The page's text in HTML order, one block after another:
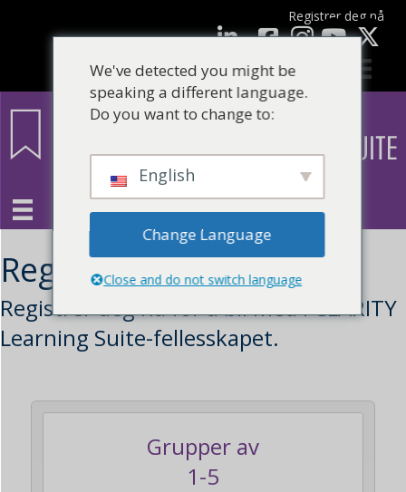
Registrer deg nå
LinkedInFacebook YouTube
Registrering
Registrer deg nå for å bli med i CLARITY
Learning Suite-fellesskapet.
Grupper av
1-5
We've detected you might be
speaking a different language.
Do you want to change to:
English
Change Language
Close and do not switch language